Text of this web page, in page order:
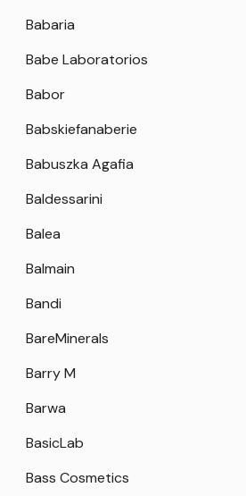
Babaria
Babe Laboratorios
Babor
Babskiefanaberie
Babuszka Agafia
Baldessarini
Balea
Balmain
Bandi
BareMinerals
Barry M
Barwa
BasicLab
Bass Cosmetics